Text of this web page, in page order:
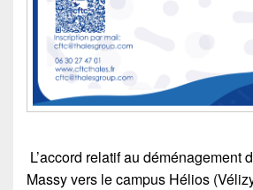
L’accord relatif au déménagement
Massy vers le campus Hélios